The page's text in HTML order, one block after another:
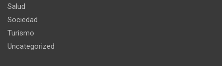
Salud
Sociedad
Turismo
Uncategorized